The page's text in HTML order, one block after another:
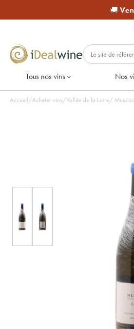
🚚
Tous nos vins Nos
Accueil/Acheter vins/Vallée de la Loire/